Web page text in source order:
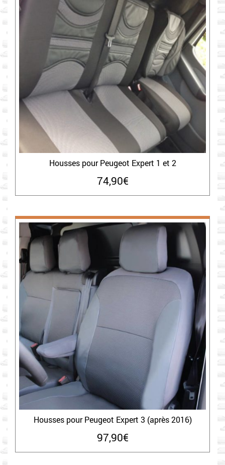
Housses pour Peugeot Expert 1 et 2
74,90€
Housses pour Peugeot Expert 3 (après 2016)
97,90€